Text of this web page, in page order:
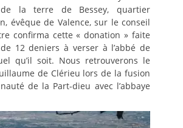
la terre de Bessey, quartier
évêque de Valence, sur le conseil
confirma cette « donation » faite
12 deniers à verser à l’abbé de
qu’il soit. Nous retrouverons le
de Clérieu lors de la fusion
de la Part-dieu avec l’abbaye